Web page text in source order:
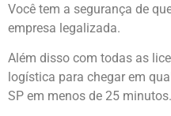
Você tem a segurança de
empresa legalizada.
Além disso com todas as
logística para chegar em
SP em menos de 25 minutos.